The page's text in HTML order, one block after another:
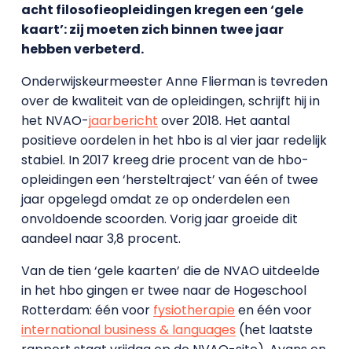
acht filosofieopleidingen kregen een ‘gele
kaart’: zij moeten zich binnen twee jaar
hebben verbeterd.
Onderwijskeurmeester Anne Flierman is tevreden
over de kwaliteit van de opleidingen, schrijft hij in
het NVAO-jaarbericht over 2018. Het aantal
positieve oordelen in het hbo is al vier jaar redelijk
stabiel. In 2017 kreeg drie procent van de hbo-
opleidingen een ‘hersteltraject’ van één of twee
jaar opgelegd omdat ze op onderdelen een
onvoldoende scoorden. Vorig jaar groeide dit
aandeel naar 3,8 procent.
Van de tien ‘gele kaarten’ die de NVAO uitdeelde
in het hbo gingen er twee naar de Hogeschool
Rotterdam: één voor fysiotherapieen één voor
international business & languages (het laatste